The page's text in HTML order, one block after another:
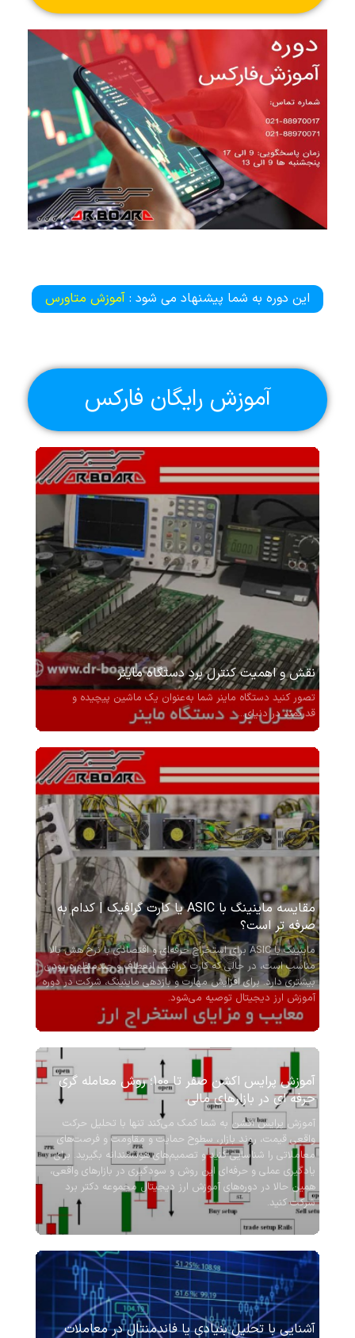
این دوره به شما پیشنهاد می شود : آموزش متاورس
آموزش رایگان فارکس
نقش و اهمیت کنترل برد دستگاه ماینر
تصور کنید دستگاه ماینر شما به‌عنوان یک ماشین پیچیده و
قدرتمند در دنیای...
مقایسه ماینینگ با ASIC یا کارت گرافیک | کدام به‌
صرفه ‌تر است؟
ماینینگ با ASIC برای استخراج حرفه‌ای و اقتصادی با نرخ هش بالا
مناسب است، در حالی که کارت گرافیک انعطاف و چندمنظوره بودن
بیشتری دارد. برای افزایش مهارت و بازدهی ماینینگ، شرکت در دوره
آموزش ارز دیجیتال توصیه می‌شود.
آموزش پرایس اکشن صفر تا 100؛ روش معامله‌ گری
حرفه ‌ای در بازارهای مالی
آموزش پرایس اکشن به شما کمک می‌کند تنها با تحلیل حرکت
واقعی قیمت، روند بازار، سطوح حمایت و مقاومت و فرصت‌های
معاملاتی را شناسایی کنید و تصمیم‌های هوشمندانه بگیرید. برای
یادگیری عملی و حرفه‌ای این روش و سودگیری در بازارهای واقعی،
همین حالا در دوره‌های آموزش ارز دیجیتال مجموعه دکتر برد
شرکت کنید.
آشنایی با تحلیل بنیادی یا فاندمنتال در معاملات